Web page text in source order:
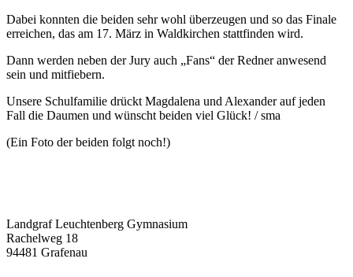
Dabei konnten die beiden sehr wohl überzeugen und so das Finale
erreichen, das am 17. März in Waldkirchen stattfinden wird.
Dann werden neben der Jury auch „Fans“ der Redner anwesend
sein und mitfiebern.
Unsere Schulfamilie drückt Magdalena und Alexander auf jeden
Fall die Daumen und wünscht beiden viel Glück! / sma
(Ein Foto der beiden folgt noch!)
Landgraf Leuchtenberg Gymnasium
Rachelweg 18
94481 Grafenau